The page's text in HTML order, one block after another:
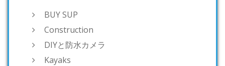
BUY SUP
Construction
DIYと防水カメラ
Kayaks